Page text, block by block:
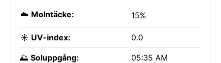
☁️ Molntäcke: 15%
☀️ UV-index: 0.0
🌅 Soluppgång: 05:35 AM